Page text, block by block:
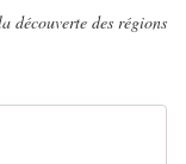
découverte des régions